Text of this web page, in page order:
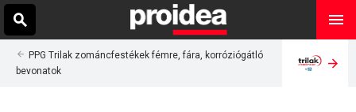
PPG Trilak zománcfestékek fémre, fára, korróziógátló
bevonatok